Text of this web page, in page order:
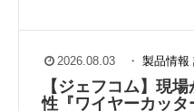
2026.08.03 ・ 製品情報
【ジェフコム】現
性『ワイヤーカッタ